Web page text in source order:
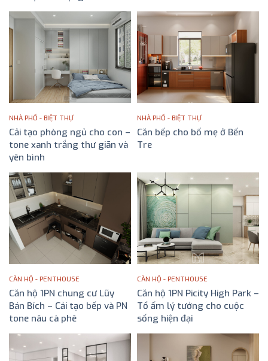
NHÀ PHỐ - BIỆT THỰ
Cải tạo phòng ngủ cho con –
tone xanh trắng thư giãn và
yên bình
ĐỌC TIẾP
NHÀ PHỐ - BIỆT THỰ
Căn bếp cho bố mẹ ở Bến
Tre
ĐỌC TIẾP
CĂN HỘ - PENTHOUSE
Căn hộ 1PN chung cư Lũy
Bán Bích – Cải tạo bếp và PN
tone nâu cà phê
ĐỌC TIẾP
CĂN HỘ - PENTHOUSE
Căn hộ 1PN Picity High Park –
Tổ ấm lý tưởng cho cuộc
sống hiện đại
ĐỌC TIẾP